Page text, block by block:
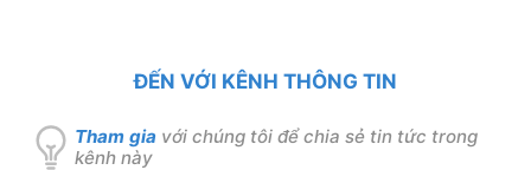
ĐẾN VỚI KÊNH THÔNG TIN
Tham gia với chúng tôi để chia sẻ tin tức trong
kênh này